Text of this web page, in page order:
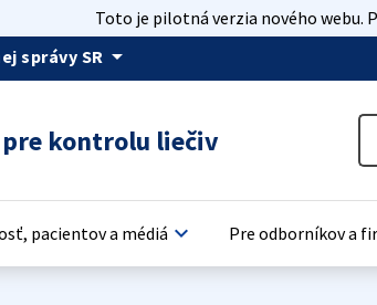
Toto je pilotná verzia nového webu.
správy SR arrow_drop_down
kontrolu liečiv
pacientov a médiá keyboard_arrow_down Pre odborníkov a